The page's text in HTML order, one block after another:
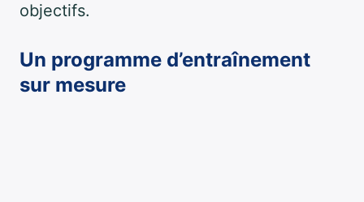
objectifs.
Un programme d’entraînement
sur mesure